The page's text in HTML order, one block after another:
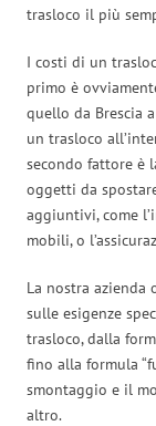
trasloco il più
I costi di un
primo è
quello da Brescia
un trasloco
secondo fattore è
oggetti da
aggiuntivi, come
mobili, o
La nostra azienda
sulle esigenze
trasloco, dalla
fino alla formula
smontaggio e il
altro.